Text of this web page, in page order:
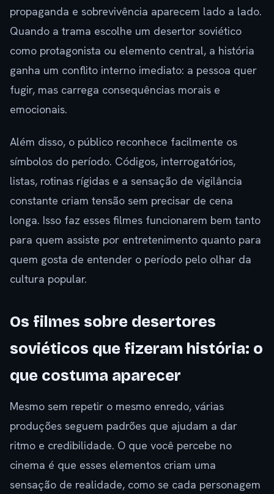
propaganda e sobrevivência aparecem lado a lado.
Quando a trama escolhe um desertor soviético
como protagonista ou elemento central, a história
ganha um conflito interno imediato: a pessoa quer
fugir, mas carrega consequências morais e
emocionais.
Além disso, o público reconhece facilmente os
símbolos do período. Códigos, interrogatórios,
listas, rotinas rígidas e a sensação de vigilância
constante criam tensão sem precisar de cena
longa. Isso faz esses filmes funcionarem bem tanto
para quem assiste por entretenimento quanto para
quem gosta de entender o período pelo olhar da
cultura popular.
Os filmes sobre desertores
soviéticos que fizeram história: o
que costuma aparecer
Mesmo sem repetir o mesmo enredo, várias
produções seguem padrões que ajudam a dar
ritmo e credibilidade. O que você percebe no
cinema é que esses elementos criam uma
sensação de realidade, como se cada personagem